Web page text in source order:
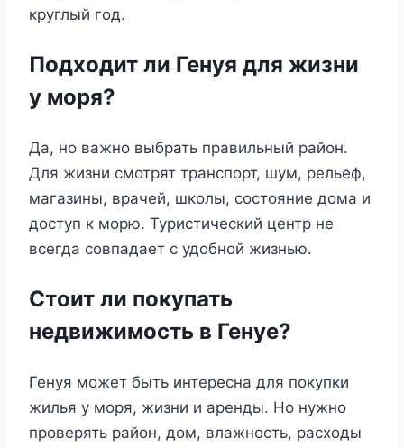
круглый год.
Подходит ли Генуя для жизни
у моря?
Да, но важно выбрать правильный район.
Для жизни смотрят транспорт, шум, рельеф,
магазины, врачей, школы, состояние дома и
доступ к морю. Туристический центр не
всегда совпадает с удобной жизнью.
Стоит ли покупать
недвижимость в Генуе?
Генуя может быть интересна для покупки
жилья у моря, жизни и аренды. Но нужно
проверять район, дом, влажность, расходы